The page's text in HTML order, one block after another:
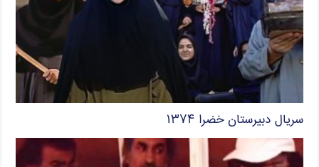
سریال دبیرستان خضرا ۱۳۷۴